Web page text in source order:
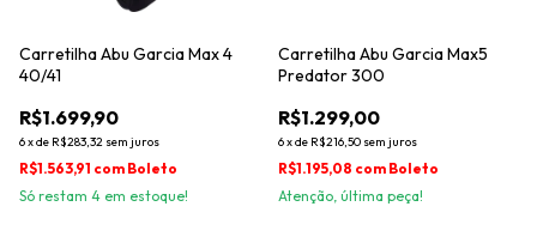
Carretilha Abu Garcia Max 4
40/41
R$1.699,90
6xde R$283,32 sem juros
R$1.563,91 com Boleto
Só restam 4 em estoque!
Carretilha Abu Garcia Max5
Predator 300
R$1.299,00
6xde R$216,50 sem juros
R$1.195,08 com Boleto
Atenção, última peça!